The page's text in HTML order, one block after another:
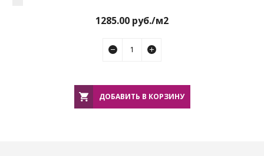
1285.00 руб./м2
ДОБАВИТЬ В КОРЗИНУ